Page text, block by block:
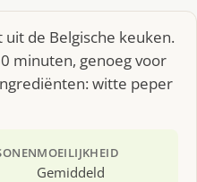
de Belgische keuken.
minuten, genoeg voor
witte peper
MOEILIJKHEID
Gemiddeld